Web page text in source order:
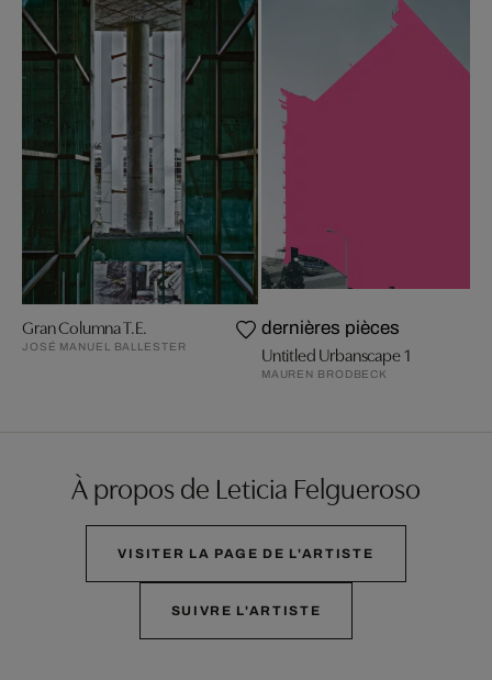
Gran Columna T.E.
JOSÉ MANUEL BALLESTER
dernières pièces
Untitled Urbanscape 1
MAUREN BRODBECK
À propos de Leticia Felgueroso
VISITER LA PAGE DE L'ARTISTE
SUIVRE L'ARTISTE